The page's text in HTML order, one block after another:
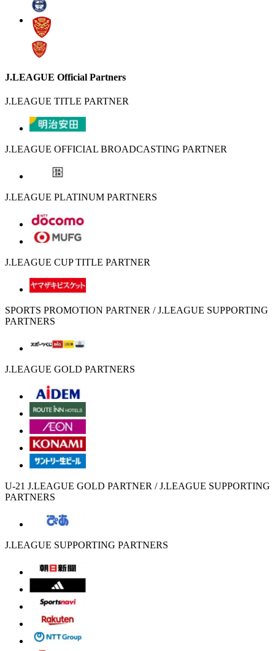
J.LEAGUE Official Partners
J.LEAGUE TITLE PARTNER
J.LEAGUE OFFICIAL BROADCASTING PARTNER
J.LEAGUE PLATINUM PARTNERS
J.LEAGUE CUP TITLE PARTNER
SPORTS PROMOTION PARTNER / J.LEAGUE SUPPORTING
PARTNERS
J.LEAGUE GOLD PARTNERS
U-21 J.LEAGUE GOLD PARTNER / J.LEAGUE SUPPORTING
PARTNERS
J.LEAGUE SUPPORTING PARTNERS